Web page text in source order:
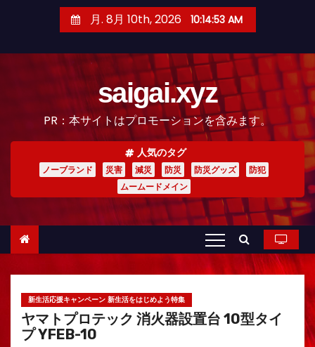
月. 8月 10th, 2026 10:14:55 AM
saigai.xyz
PR：本サイトはプロモーションを含みます。
人気のタグ
ノーブランド 災害 減災 防災 防災グッズ
防犯
ムームードメイン
新生活応援キャンペーン 新生活をはじめよう特集
ヤマトプロテック 消火器設置台 10型タイ
プ YFEB-10